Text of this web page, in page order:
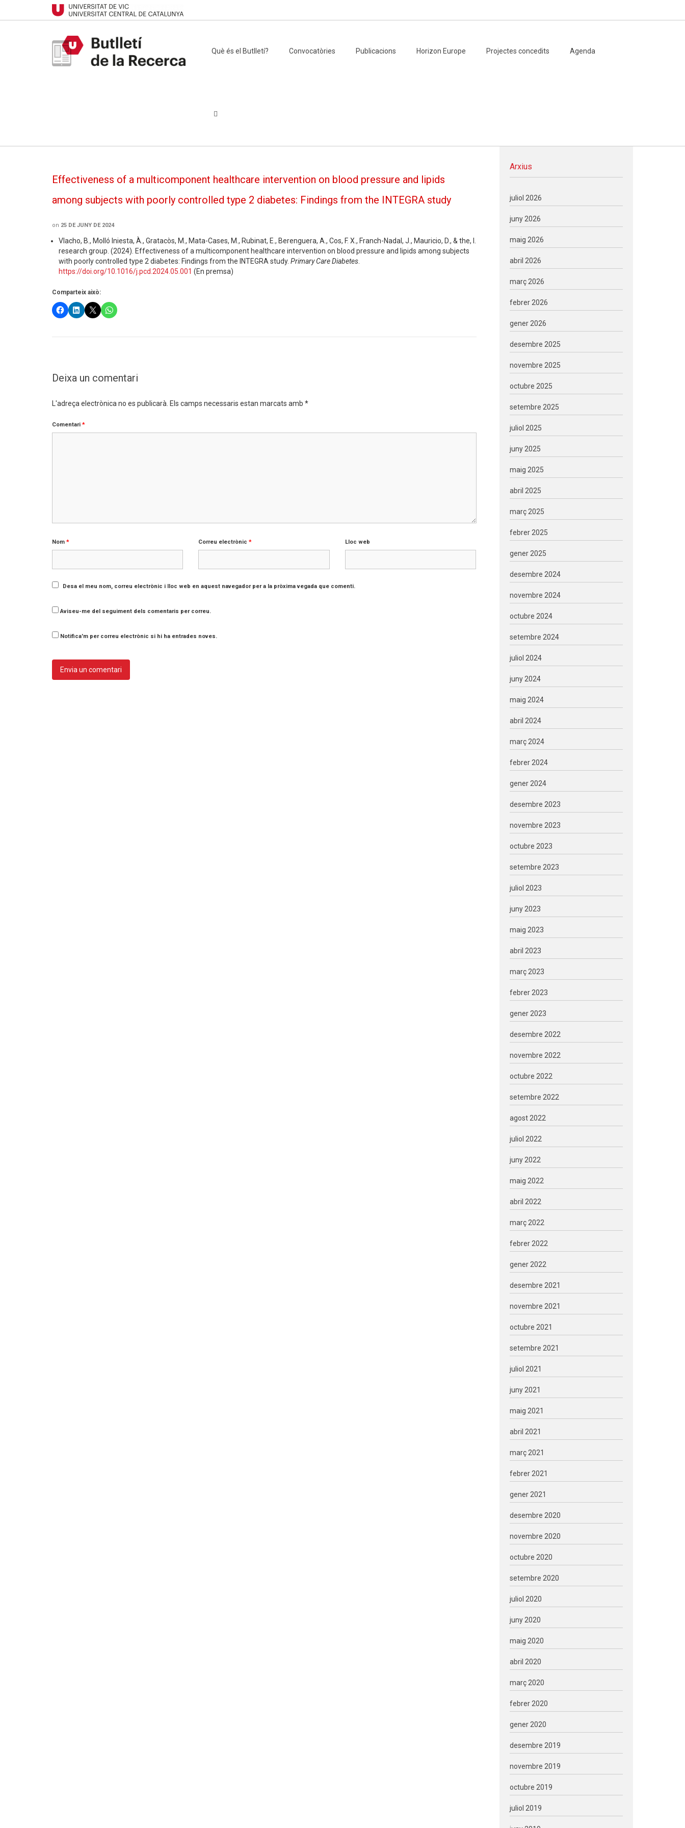
Què és el Butlletí? Convocatòries Publicacions Horizon Europe Projectes concedits Agenda
Effectiveness of a multicomponent healthcare intervention on blood pressure and lipids
among subjects with poorly controlled type 2 diabetes: Findings from the INTEGRA study
on 25 DE JUNY DE 2024
Vlacho, B., Molló Iniesta, À., Gratacòs, M., Mata-Cases, M., Rubinat, E., Berenguera, A., Cos, F. X., Franch-Nadal, J., Mauricio, D., & the, I.
research group. (2024). Effectiveness of a multicomponent healthcare intervention on blood pressure and lipids among subjects
with poorly controlled type 2 diabetes: Findings from the INTEGRA study. Primary Care Diabetes
https://doi.org/10.1016/j.pcd.2024.05.001 (En premsa)
Comparteix això:
Deixa un comentari
L'adreça electrònica no es publicarà. Els camps necessaris estan marcats amb *
Comentari *
Nom * Correu electrònic* Lloc web
Desa el meu nom, correu electrònic i lloc web en aquest navegador per a la pròxima vegada que comenti.
Aviseu-me del seguiment dels comentaris per correu.
Notifica'm per correu electrònic si hi ha entrades noves.
Arxius
juliol 2026
juny 2026
maig 2026
abril 2026
març 2026
febrer 2026
gener 2026
desembre 2025
novembre 2025
octubre 2025
setembre 2025
juliol 2025
juny 2025
maig 2025
abril 2025
març 2025
febrer 2025
gener 2025
desembre 2024
novembre 2024
octubre 2024
setembre 2024
juliol 2024
juny 2024
maig 2024
abril 2024
març 2024
febrer 2024
gener 2024
desembre 2023
novembre 2023
octubre 2023
setembre 2023
juliol 2023
juny 2023
maig 2023
abril 2023
març 2023
febrer 2023
gener 2023
desembre 2022
novembre 2022
octubre 2022
setembre 2022
agost 2022
juliol 2022
juny 2022
maig 2022
abril 2022
març 2022
febrer 2022
gener 2022
desembre 2021
novembre 2021
octubre 2021
setembre 2021
juliol 2021
juny 2021
maig 2021
abril 2021
març 2021
febrer 2021
gener 2021
desembre 2020
novembre 2020
octubre 2020
setembre 2020
juliol 2020
juny 2020
maig 2020
abril 2020
març 2020
febrer 2020
gener 2020
desembre 2019
novembre 2019
octubre 2019
juliol 2019